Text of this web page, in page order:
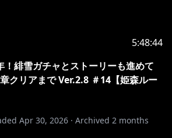
5:48:44
！緋雪ガチャとストーリーも進めて
クリアまで Ver.2.8 ＃14【姫森ルー
Apr 30, 2026 · Archived 2 months